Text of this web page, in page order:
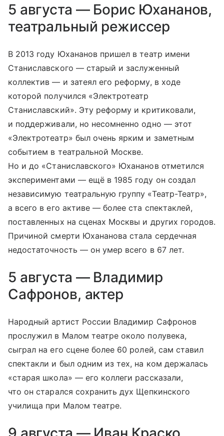
5 августа — Борис Юхананов,
театральный режиссер
В 2013 году Юхананов пришел в театр имени
Станиславского — старый и заслуженный
коллектив — и затеял его реформу, в ходе
которой получился «Электротеатр
Станиславский». Эту реформу и критиковали,
и поддерживали, но несомненно одно — этот
«Электротеатр» был очень ярким и заметным
событием в театральной Москве.
Но и до «Станиславского» Юхананов отметился
экспериментами — ещё в 1985 году он создал
независимую театральную группу «Театр-Театр»,
а всего в его активе — более ста спектаклей,
поставленных на сценах Москвы и других городов.
Причиной смерти Юхананова стала сердечная
недостаточность — он умер всего в 67 лет.
5 августа — Владимир
Сафронов, актер
Народный артист России Владимир Сафронов
прослужил в Малом театре около полувека,
сыграл на его сцене более 60 ролей, сам ставил
спектакли и был одним из тех, на ком держалась
«старая школа» — его коллеги рассказали,
что он старался сохранить дух Щепкинского
училища при Малом театре.